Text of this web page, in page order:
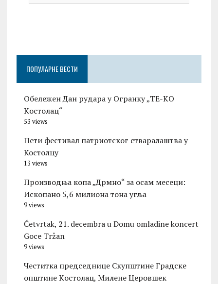
ПОПУЛАРНЕ ВЕСТИ
Обележен Дан рудара у Огранку „ТЕ-KО
Kостолац“
53 views
Пети фестивал патриотског стваралаштва у
Костолцу
13 views
Производња копа „Дрмно“ за осам месеци:
Ископано 5,6 милиона тона угља
9 views
Četvrtak, 21. decembra u Domu omladine koncert
Goce Tržan
9 views
Честитка председнице Скупштине Градске
општине Kостолац, Милене Церовшек